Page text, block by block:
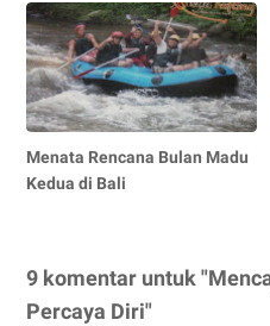
Menata Rencana Bulan Madu
Kedua di Bali
9 komentar untuk
Percaya Diri"